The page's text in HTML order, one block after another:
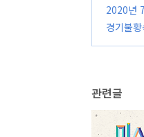
2020년
경기불
관련글